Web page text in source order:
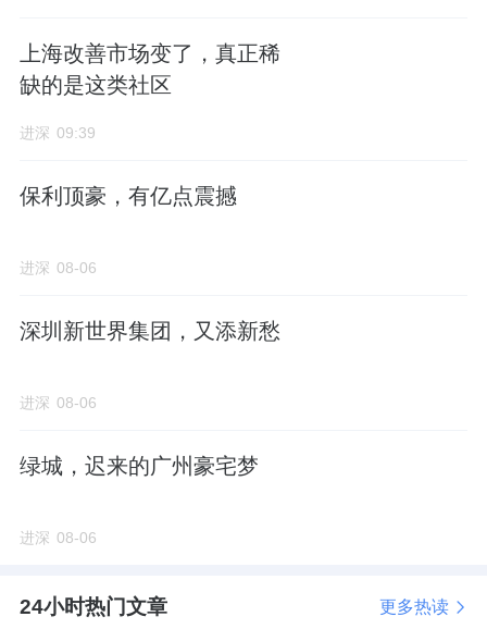
上海改善市场变了，真正稀
缺的是这类社区
进深 09:39
保利顶豪，有亿点震撼
进深 08-06
深圳新世界集团，又添新愁
进深 08-06
绿城，迟来的广州豪宅梦
进深 08-06
24小时热门文章 更多热读